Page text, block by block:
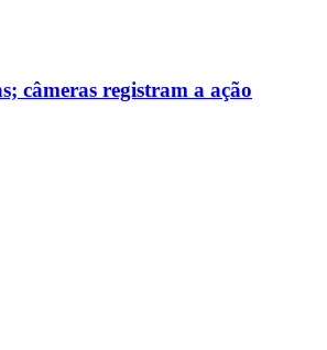
câmeras registram a ação